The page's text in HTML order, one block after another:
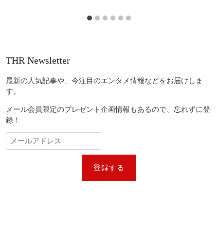
THR Newsletter
最新の人気記事や、今注目のエンタメ情報などをお届けしま
す。
メール会員限定のプレゼント企画情報もあるので、忘れずに登
録！
登録する